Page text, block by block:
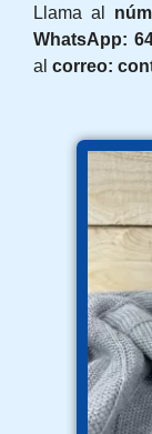
Llama al
WhatsApp:
al correo: